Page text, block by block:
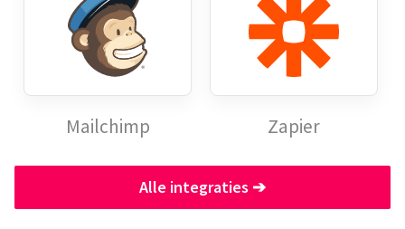
Mailchimp Zapier
Alle integraties ➔